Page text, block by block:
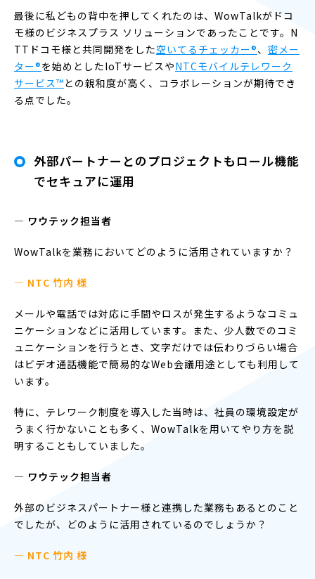
最後に私どもの背中を押してくれたのは、WowTalkがドコ
モ様のビジネスプラス ソリューションであったことです。N
TTドコモ様と共同開発をした空いてるチェッカー®、 密メー
ター®を始めとしたIoTサービスやNTCモバイルテレワーク
サービス™との親和度が高く、コラボレーションが期待でき
る点でした。
外部パートナーとのプロジェクトもロール機能
でセキュアに運用
― ワウテック担当者
WowTalkを業務においてどのように活用されていますか？
— NTC 竹内 様
メールや電話では対応に手間やロスが発生するようなコミュ
ニケーションなどに活用しています。また、少人数でのコミ
ュニケーションを行うとき、文字だけでは伝わりづらい場合
はビデオ通話機能で簡易的なWeb会議用途としても利用して
います。
特に、テレワーク制度を導入した当時は、社員の環境設定が
うまく行かないことも多く、WowTalkを用いてやり方を説
明することもしていました。
― ワウテック担当者
外部のビジネスパートナー様と連携した業務もあるとのこと
でしたが、どのように活用されているのでしょうか？
— NTC 竹内 様